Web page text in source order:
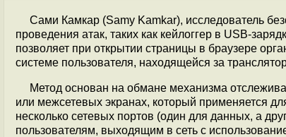
Сами Камкар (Samy Kamkar), исследователь
проведения атак, таких как кейлоггер в USB-
позволяет при открытии страницы в браузере
системе пользователя, находящейся за
Метод основан на обмане механизма
или межсетевых экранах, который применяется
несколько сетевых портов (один для данных, а
пользователям, выходящим в сеть с